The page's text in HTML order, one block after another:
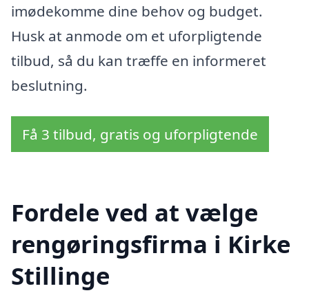
imødekomme dine behov og budget.
Husk at anmode om et uforpligtende
tilbud, så du kan træffe en informeret
beslutning.
Få 3 tilbud, gratis og uforpligtende
Fordele ved at vælge
rengøringsfirma i Kirke
Stillinge